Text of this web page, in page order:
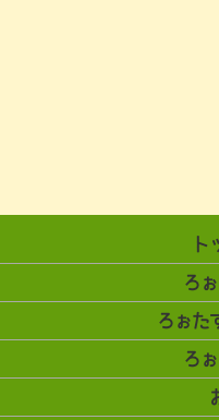
ト
ろ
ろぉた
ろ